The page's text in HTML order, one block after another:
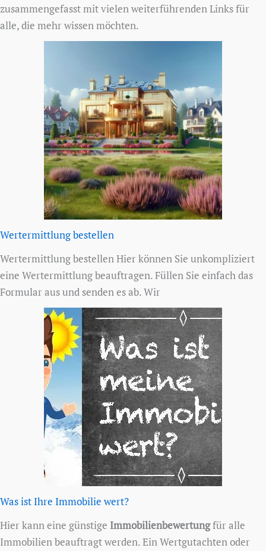
zusammengefasst mit vielen weiterführenden Links für
alle, die mehr wissen möchten.
Wertermittlung bestellen
Wertermittlung bestellen Hier können Sie unkompliziert
eine Wertermittlung beauftragen. Füllen Sie einfach das
Formular aus und senden es ab. Wir
Was ist Ihre Immobilie wert?
Hier kann eine günstige Immobilienbewertungfür alle
Immobilien beauftragt werden. Ein Wertgutachten oder